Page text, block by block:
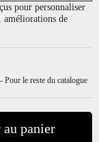
pour personnaliser
améliorations de
le reste du catalogue
panier